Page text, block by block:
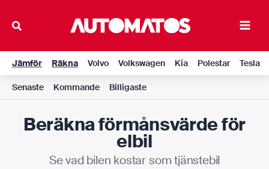
Main
Jämför Räkna Volvo Volkswagen Kia Polestar Tesla
Senaste Kommande Billigaste
Beräkna förmånsvärde för
elbil
Se vad bilen kostar som tjänstebil